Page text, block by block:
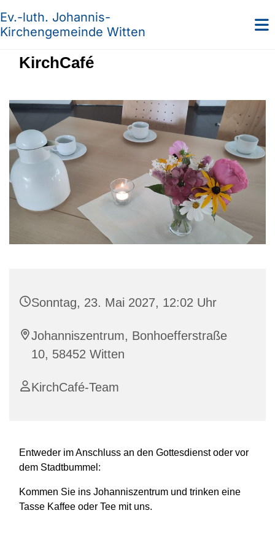
Ev.-luth. Johannis-
Kirchengemeinde Witten
KirchCafé
Sonntag, 23. Mai 2027, 12:02 Uhr
Johanniszentrum, Bonhoefferstraße
10, 58452 Witten
KirchCafé-Team
Entweder im Anschluss an den Gottesdienst oder vor
dem Stadtbummel:
Kommen Sie ins Johanniszentrum und trinken eine
Tasse Kaffee oder Tee mit uns.